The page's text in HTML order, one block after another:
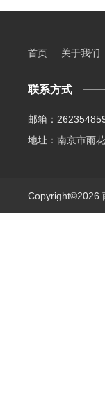
首页 关于我们
联系方式
邮箱：
地址：南京市雨
Copyright©2026